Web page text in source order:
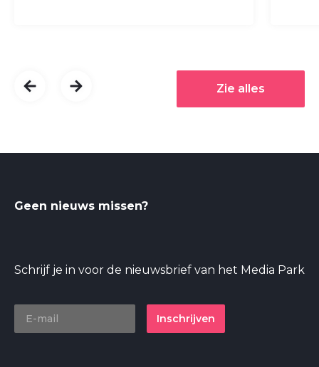
Zie alles
Geen nieuws missen?
Schrijf je in voor de nieuwsbrief van het Media Park
Inschrijven